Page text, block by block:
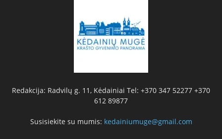
Redakcija: Radvilų g. 11, Kėdainiai Tel: +370 347 52277 +370
612 89877
Susisiekite su mumis: kedainiumuge@gmail.com